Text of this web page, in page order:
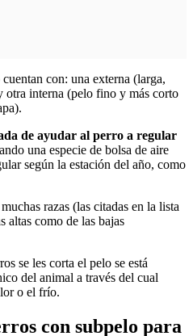
con: una externa (larga,
otra interna (pelo fino y más corto
de ayudar al perro a regular
una especie de bolsa de aire
según la estación del año, como
razas (las citadas en la lista
altas como de las bajas
se les corta el pelo se está
del animal a través del cual
o el frío.
con subpelo para